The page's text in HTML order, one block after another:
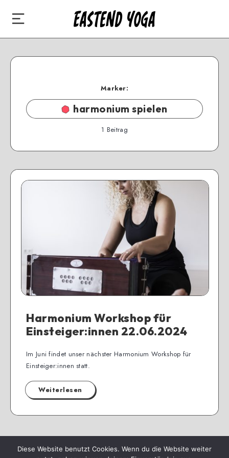
Marker:
harmonium spielen
1 Beitrag
Harmonium Workshop für
Einsteiger:innen 22.06.2024
Im Juni findet unser nächster Harmonium Workshop für
Einsteiger:innen statt.
Weiterlesen
Seite 1 von 1
Diese Website benutzt Cookies. Wenn du die Website weiter